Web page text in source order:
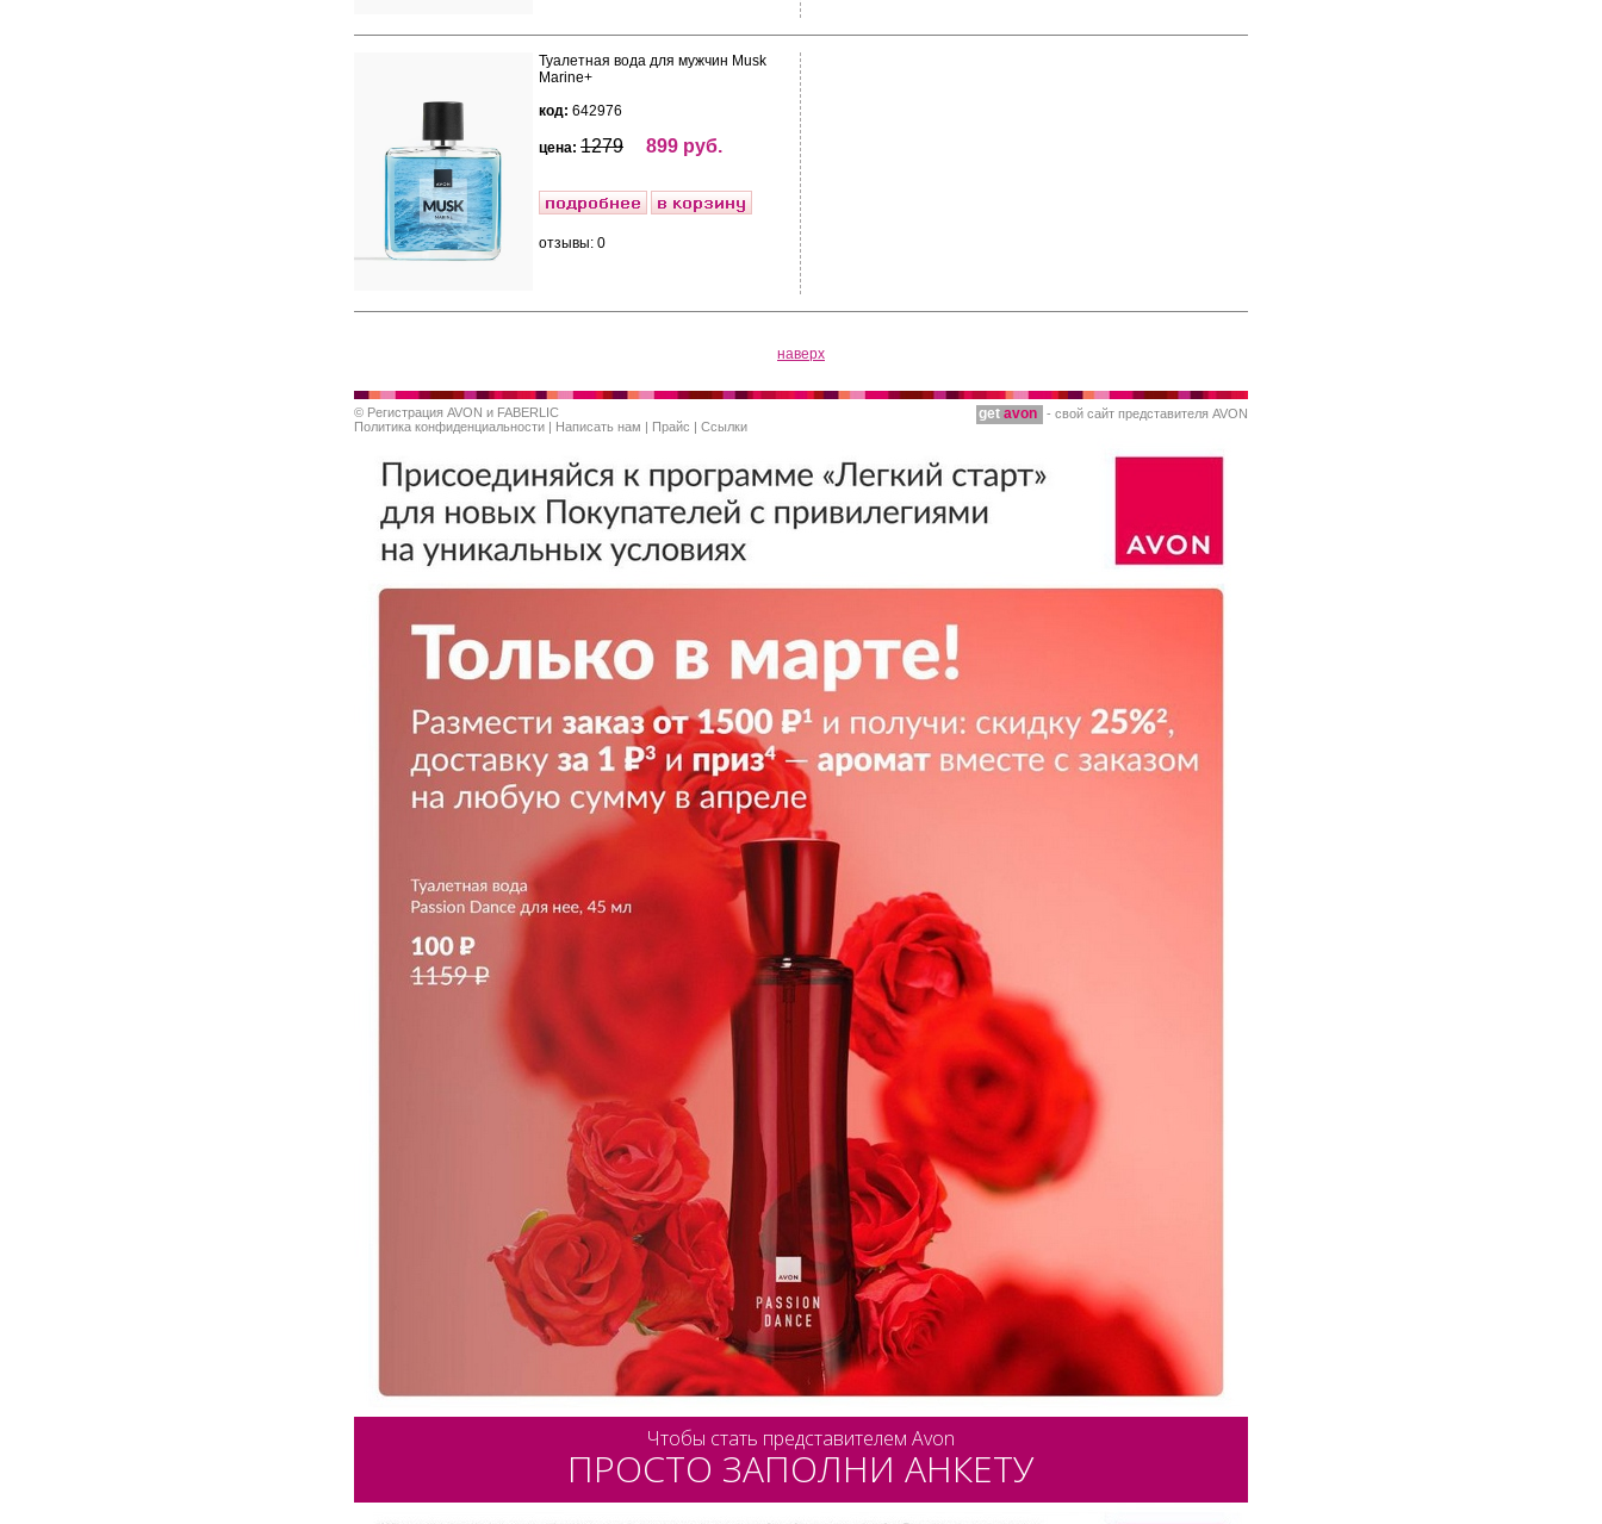
Туалетная вода для мужчин Musk
Marine+
код: 642976
цена: 1279 899 руб.
отзывы: 0
наверх
get avon - свой сайт представителя AVON
© Регистрация AVON и FABERLIC
Политика конфиденциальности | Написать нам | Прайс | Ссылки
Чтобы стать представителем Avon
ПРОСТО ЗАПОЛНИ АНКЕТУ